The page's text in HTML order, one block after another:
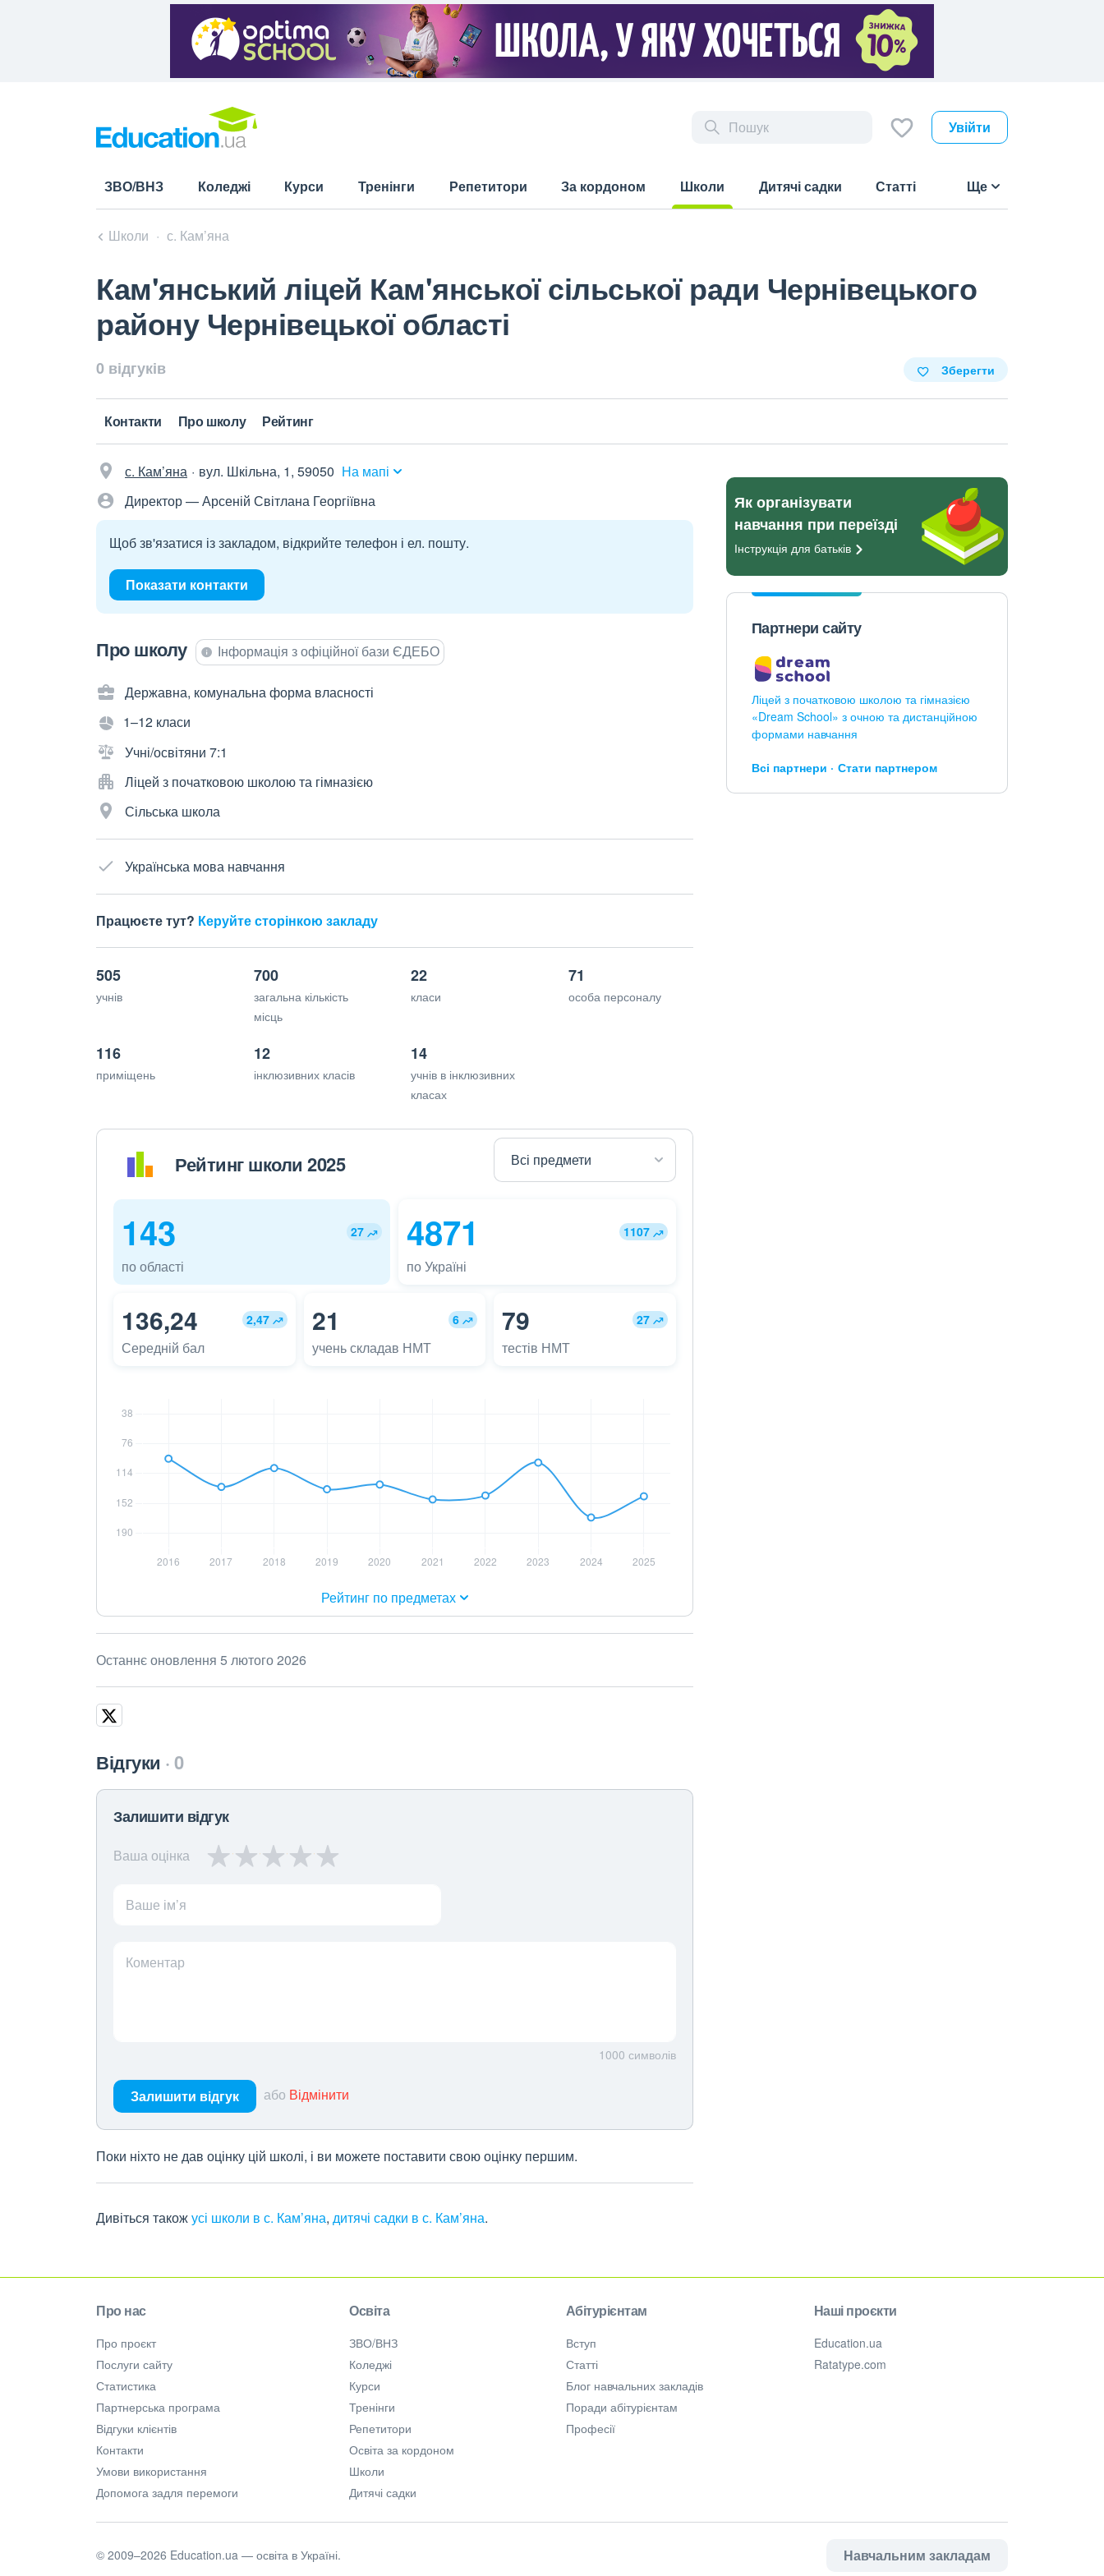
Увійти
ЗВО/ВНЗ Коледжі Курси Тренінги Репетитори За кордоном
Школи
Дитячі садки Статті Ще
Школи с. Кам’яна
Кам'янський ліцей Кам'янської сільської ради Чернівецького
району Чернівецької області
0 відгуків Зберегти
Контакти Про школу Рейтинг
с. Кам’яна вул. Шкільна, 1, 59050 На мапі
Директор — Арсеній Світлана Георгіївна
Щоб зв'язатися із закладом, відкрийте телефон і ел. пошту.
Показати контакти
Про школу Інформація з офіційної бази ЄДЕБО
Державна, комунальна форма власності
1–12 класи
Учні/освітяни 7:1
Ліцей з початковою школою та гімназією
Сільська школа
Українська мова навчання
Працюєте тут? Керуйте сторінкою закладу
505
учнів
700
загальна кількість
місць
22
класи
71
особа персоналу
116
приміщень
12
інклюзивних класів
14
учнів в інклюзивних
класах
Рейтинг школи 2025
143 27
по області
4871 1107
по Україні
136,24 2,47
Середній бал
21 6
учень складав НМТ
79 27
тестів НМТ
Рейтинг по предметах
Останнє оновлення 5 лютого 2026
Відгуки 0
Залишити відгук
Ваша оцінка
Ваше ім’я
Коментар
1000 символів
Залишити відгук або Відмінити
Поки ніхто не дав оцінку цій школі, і ви можете поставити свою оцінку першим.
Дивіться такожусі школи в с. Кам’яна, дитячі садки в с. Кам’яна.
Як організувати
навчання при переїзді
Інструкція для батьків
Партнери сайту
Ліцей з початковою школою та гімназією
«Dream School» з очною та дистанційною
формами навчання
Всі партнери Стати партнером
Про нас
Про проєкт
Послуги сайту
Статистика
Партнерська програма
Відгуки клієнтів
Контакти
Умови використання
Допомога задля перемоги
Освіта
ЗВО/ВНЗ
Коледжі
Курси
Тренінги
Репетитори
Освіта за кордоном
Школи
Дитячі садки
Абітурієнтам
Вступ
Статті
Блог навчальних закладів
Поради абітурієнтам
Професії
Наші проєкти
Education.ua
Ratatype.com
Навчальним закладам
© 2009–2026 Education.ua — освіта в Україні.